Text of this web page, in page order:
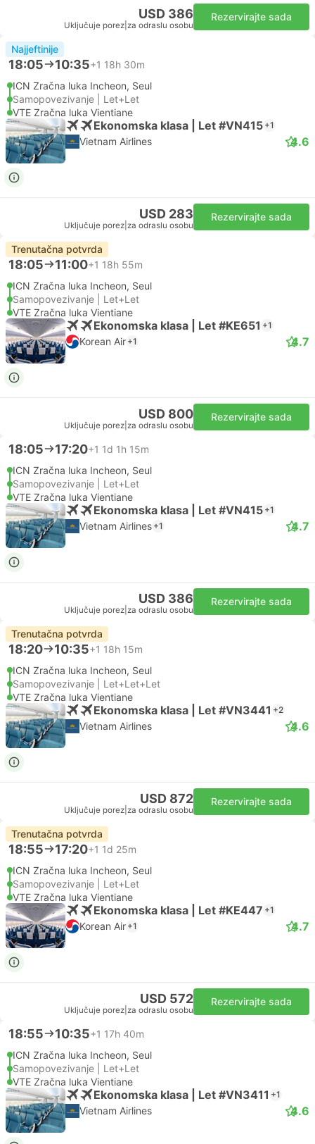
USD 386
Uključuje porez za odraslu osobu
Rezervirajte sada
Najjeftinije
18:05 10:35+1 18h 30m
ICN Zračna luka Incheon, Seul
Samopovezivanje | Let+Let
VTE Zračna luka Vientiane
Ekonomska klasa | Let #VN415 +1
Vietnam Airlines 4.6
USD 283
Uključuje porez za odraslu osobu
Rezervirajte sada
Trenutačna potvrda
18:05 11:00+1 18h 55m
ICN Zračna luka Incheon, Seul
Samopovezivanje | Let+Let
VTE Zračna luka Vientiane
Ekonomska klasa | Let #KE651 +1
Korean Air +1 4.7
USD 800
Uključuje porez za odraslu osobu
Rezervirajte sada
18:05 17:20+1 1d 1h 15m
ICN Zračna luka Incheon, Seul
Samopovezivanje | Let+Let
VTE Zračna luka Vientiane
Ekonomska klasa | Let #VN415 +1
Vietnam Airlines +1 4.7
USD 386
Uključuje porez za odraslu osobu
Rezervirajte sada
Trenutačna potvrda
18:20 10:35+1 18h 15m
ICN Zračna luka Incheon, Seul
Samopovezivanje | Let+Let+Let
VTE Zračna luka Vientiane
Ekonomska klasa | Let #VN3441 +2
Vietnam Airlines 4.6
USD 872
Uključuje porez za odraslu osobu
Rezervirajte sada
Trenutačna potvrda
18:55 17:20+1 1d 25m
ICN Zračna luka Incheon, Seul
Samopovezivanje | Let+Let
VTE Zračna luka Vientiane
Ekonomska klasa | Let #KE447 +1
Korean Air +1 4.7
USD 572
Uključuje porez za odraslu osobu
Rezervirajte sada
18:55 10:35+1 17h 40m
ICN Zračna luka Incheon, Seul
Samopovezivanje | Let+Let
VTE Zračna luka Vientiane
Ekonomska klasa | Let #VN3411 +1
Vietnam Airlines 4.6